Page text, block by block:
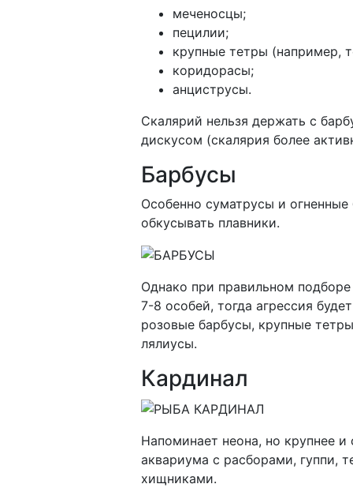
меченосцы;
пецилии;
крупные тетры (например,
коридорасы;
анциструсы.
Скалярий нельзя держать с
дискусом (скалярия более
Барбусы
Особенно суматрусы и
обкусывать плавники.
Однако при правильном
7-8 особей, тогда агрессия
розовые барбусы, крупные
лялиусы.
Кардинал
Напоминает неона, но крупнее
аквариума с расборами, гуппи,
хищниками.